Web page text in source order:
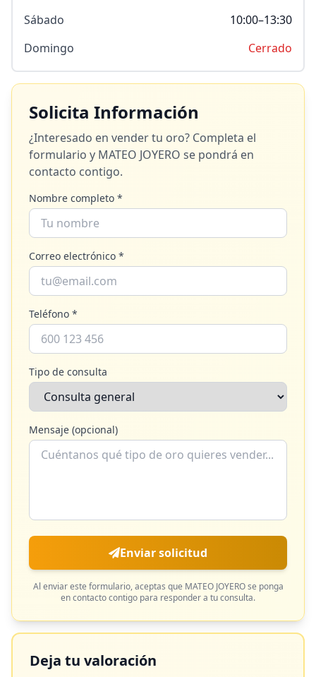
Sábado
10:00–13:30
Domingo
Cerrado
Solicita Información
¿Interesado en vender tu oro? Completa el
formulario y MATEO JOYERO se pondrá en
contacto contigo.
Nombre completo *
Correo electrónico *
Teléfono *
Tipo de consulta
Mensaje (opcional)
Enviar solicitud
Al enviar este formulario, aceptas que MATEO JOYEROse ponga
en contacto contigo para responder a tu consulta.
Deja tu valoración